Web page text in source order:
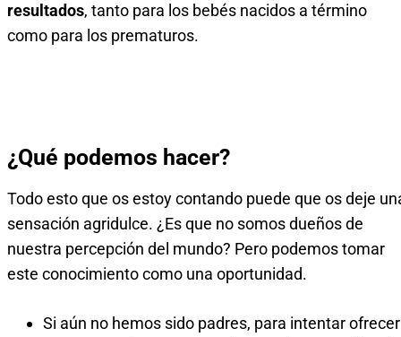
resultados, tanto para los bebés nacidos a término
como para los prematuros.
¿Qué podemos hacer?
Todo esto que os estoy contando puede que os deje
sensación agridulce. ¿Es que no somos dueños de
nuestra percepción del mundo? Pero podemos tomar
este conocimiento como una oportunidad.
Si aún no hemos sido padres, para intentar ofrecer